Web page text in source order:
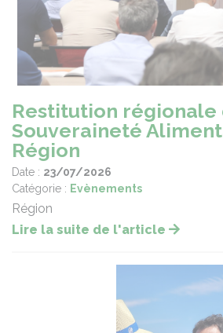
Restitution régionale
Souveraineté
Région
Date : 23/07/2026
Catégorie : Evènements
Région
Lire la suite de l'article